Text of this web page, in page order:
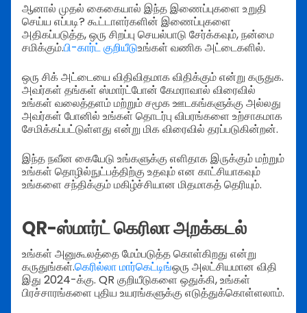
ஆனால் முதல் கைகையால் இந்த இணைப்புகளை உறுதி
செய்ய எப்படி? கூட்டாளர்களின் இணைப்புகளை
அதிகப்படுத்த, ஒரு சிறப்பு செயல்பாடு சேர்க்கவும், நன்மை
சமிக்கும்.பி-கார்ட் குறியீடுஉங்கள் வணிக அட்டைகளில்.
ஒரு சிக் அட்டையை விதிவிதமாக விதிக்கும் என்று கருதுக.
அவர்கள் தங்கள் ஸ்மார்ட்போன் கேமராவால் விரைவில்
உங்கள் வலைத்தளம் மற்றும் சமூக ஊடகங்களுக்கு அல்லது
அவர்கள் போனில் உங்கள் தொடர்பு விபரங்களை உற்சாகமாக
சேமிக்கப்பட்டுள்ளது என்று மிக விரைவில் தரப்படுகின்றன்.
இந்த நவீன கையேடு உங்களுக்கு எளிதாக இருக்கும் மற்றும்
உங்கள் தொழில்நுட்பத்திற்கு உதவும் என காட்சியாகவும்
உங்களை சந்திக்கும் மகிழ்ச்சியான மிதமாகத் தெரியும்.
QR-ஸ்மார்ட் கெரிலா அறக்கடல்
உங்கள் அனுகூலத்தை மேம்படுத்த கொள்கிறது என்று
கருதுங்கள்.கெரில்லா மார்கெட்டிங்ஒரு அலட்சியமான விதி
இது 2024-க்கு. QR குறியீடுகளை ஒதுக்கி, உங்கள்
பிரச்சாரங்களை புதிய உயரங்களுக்கு எடுத்துக்கொள்ளலாம்.